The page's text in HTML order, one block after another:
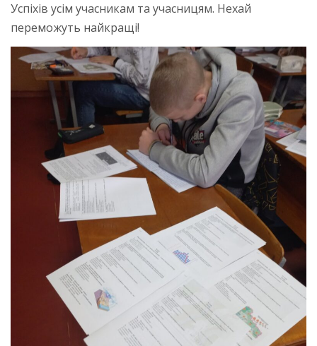
Успіхів усім учасникам та учасницям. Нехай
переможуть найкращі!